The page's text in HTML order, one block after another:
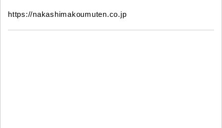
https://nakashimakoumuten.co.jp